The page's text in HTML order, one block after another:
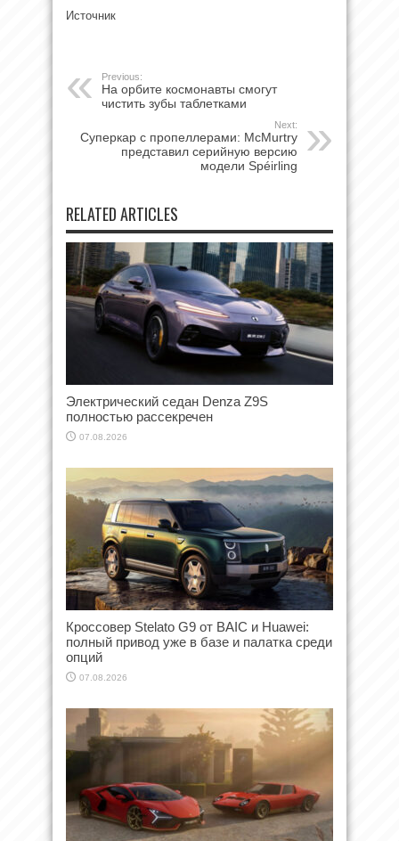
Источник
Previous:
На орбите космонавты смогут
чистить зубы таблетками
Next:
Суперкар с пропеллерами: McMurtry
представил серийную версию
модели Spéirling
RELATED ARTICLES
Электрический седан Denza Z9S
полностью рассекречен
07.08.2026
Кроссовер Stelato G9 от BAIC и Huawei:
полный привод уже в базе и палатка среди
опций
07.08.2026